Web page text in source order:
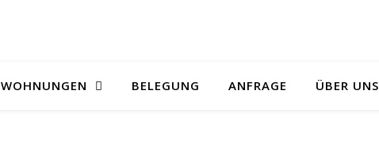
WOHNUNGEN BELEGUNG ANFRAGE ÜBER UNS